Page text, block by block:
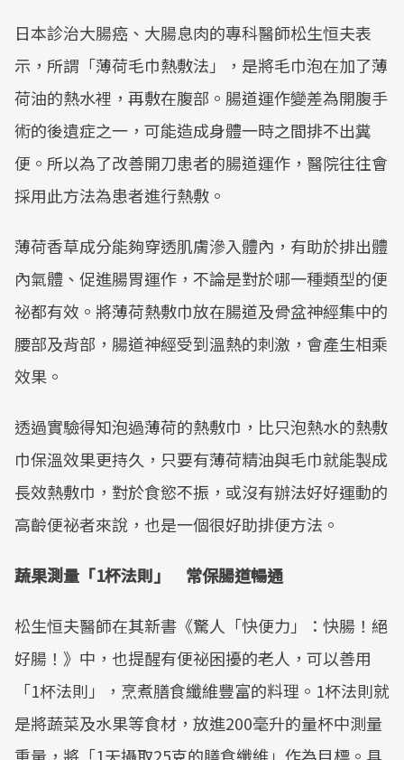
日本診治大腸癌、大腸息肉的專科醫師松生恒夫表
示，所謂「薄荷毛巾熱敷法」，是將毛巾泡在加了薄
荷油的熱水裡，再敷在腹部。腸道運作變差為開腹手
術的後遺症之一，可能造成身體一時之間排不出糞
便。所以為了改善開刀患者的腸道運作，醫院往往會
採用此方法為患者進行熱敷。
薄荷香草成分能夠穿透肌膚滲入體內，有助於排出體
內氣體、促進腸胃運作，不論是對於哪一種類型的便
祕都有效。將薄荷熱敷巾放在腸道及骨盆神經集中的
腰部及背部，腸道神經受到溫熱的刺激，會產生相乘
效果。
透過實驗得知泡過薄荷的熱敷巾，比只泡熱水的熱敷
巾保溫效果更持久，只要有薄荷精油與毛巾就能製成
長效熱敷巾，對於食慾不振，或沒有辦法好好運動的
高齡便祕者來說，也是一個很好助排便方法。
蔬果測量「1杯法則」 常保腸道暢通
松生恒夫醫師在其新書《驚人「快便力」：快腸！絕
好腸！》中，也提醒有便祕困擾的老人，可以善用
「1杯法則」，烹煮膳食纖維豐富的料理。1杯法則就
是將蔬菜及水果等食材，放進200毫升的量杯中測量
重量，將「1天攝取25克的膳食纖維」作為目標。具